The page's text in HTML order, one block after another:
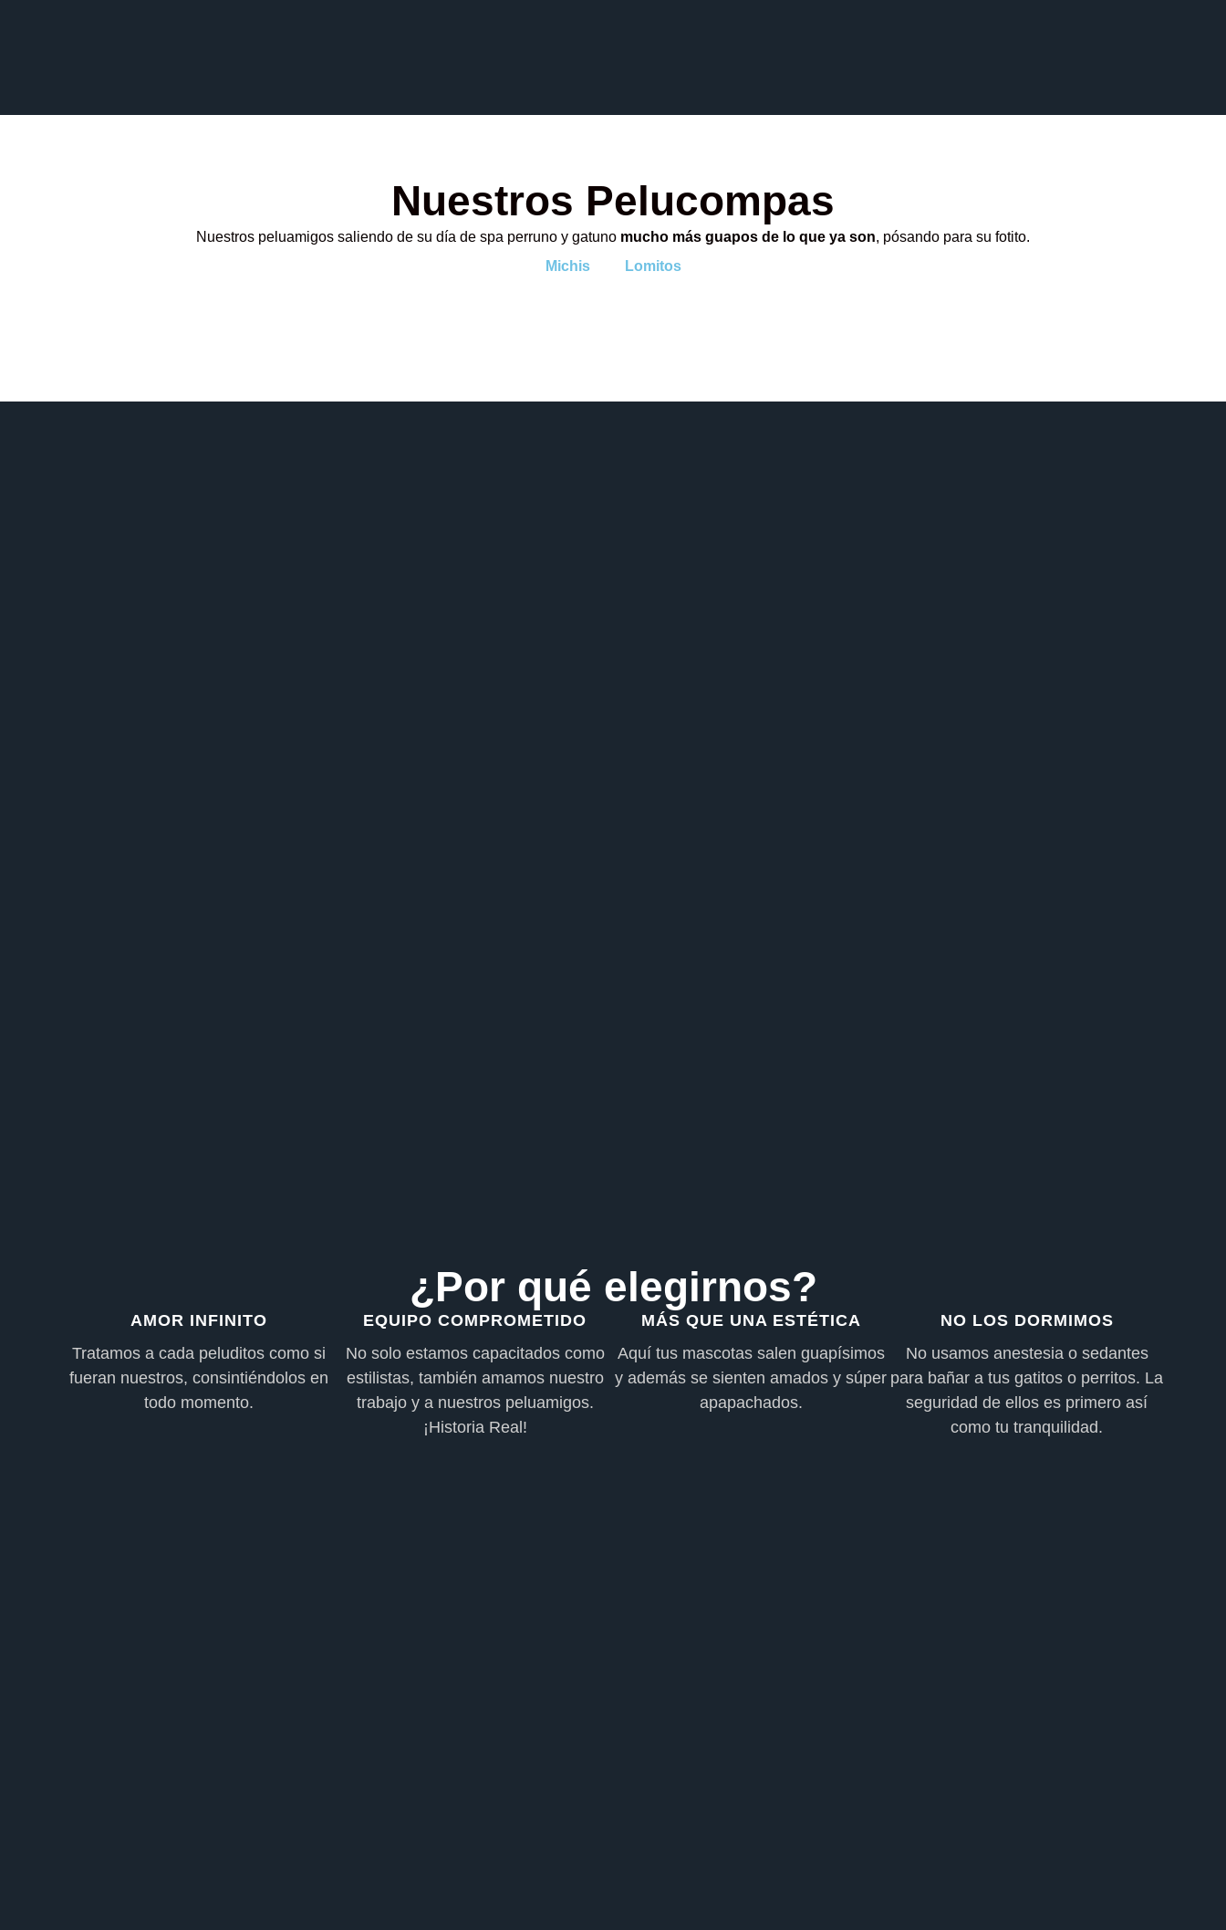
Nuestros Pelucompas
Nuestros peluamigos saliendo de su día de spa perruno y gatuno mucho más guapos de lo que ya son, pósando para su fotito.
Michis
Lomitos
¿Por qué elegirnos?
AMOR INFINITO
Tratamos a cada peluditos como si
fueran nuestros, consintiéndolos en
todo momento.
EQUIPO COMPROMETIDO
No solo estamos capacitados como
estilistas, también amamos nuestro
trabajo y a nuestros peluamigos.
¡Historia Real!
MÁS QUE UNA ESTÉTICA
Aquí tus mascotas salen guapísimos
y además se sienten amados y súper
apapachados.
NO LOS DORMIMOS
No usamos anestesia o sedantes
para bañar a tus gatitos o perritos. La
seguridad de ellos es primero así
como tu tranquilidad.